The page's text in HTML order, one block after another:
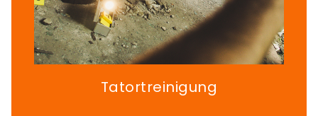
Tatortreinigung